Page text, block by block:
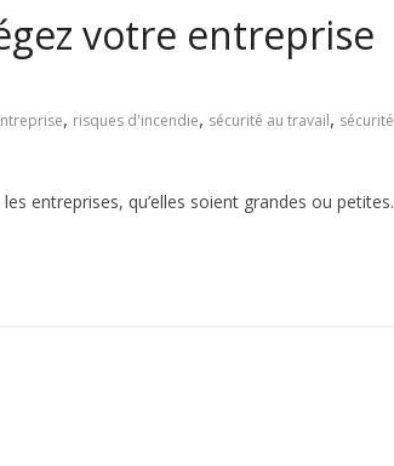
votre entreprise
, risques d'incendie, sécurité au travail, sécurité
entreprises, qu’elles soient grandes ou petites.